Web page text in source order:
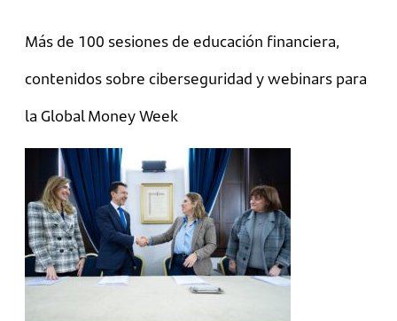
Más de 100 sesiones de educación financiera,
contenidos sobre ciberseguridad y webinars para
la Global Money Week